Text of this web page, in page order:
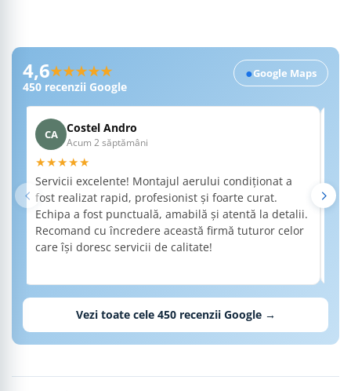
Recenzii Google RobertSim
4,6★★★★★
450 recenzii Google
●Google Maps
CA Costel Andro
Acum 2 săptămâni
★★★★★
Servicii excelente! Montajul aerului condiționat a
fost realizat rapid, profesionist și foarte curat.
Echipa a fost punctuală, amabilă și atentă la detalii.
Recomand cu încredere această firmă tuturor celor
care își doresc servicii de calitate!
a
Vezi toate cele 450recenzii Google →